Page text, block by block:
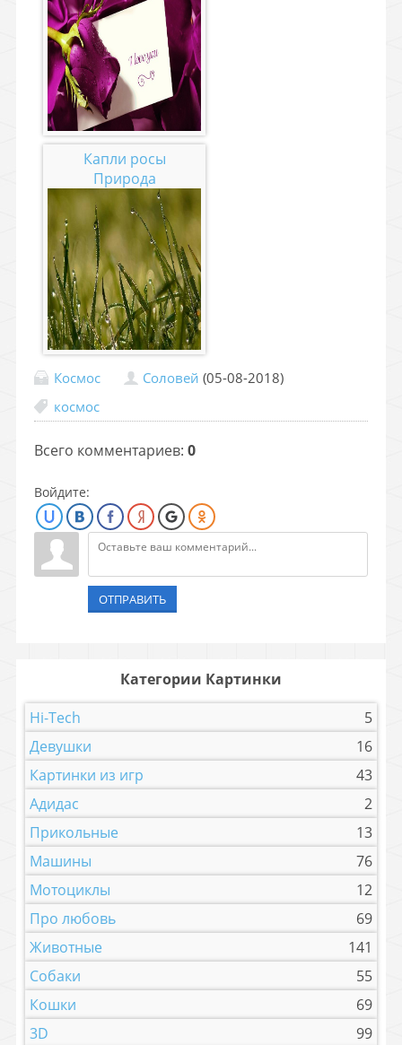
Капли росы
Природа
Космос Соловей (05-08-2018)
космос
Всего комментариев: 0
Войдите:
ОТПРАВИТЬ
Категории Картинки
Hi-Tech
5
Девушки
16
Картинки из игр
43
Адидас
2
Прикольные
13
Машины
76
Мотоциклы
12
Про любовь
69
Животные
141
Собаки
55
Кошки
69
3D
99